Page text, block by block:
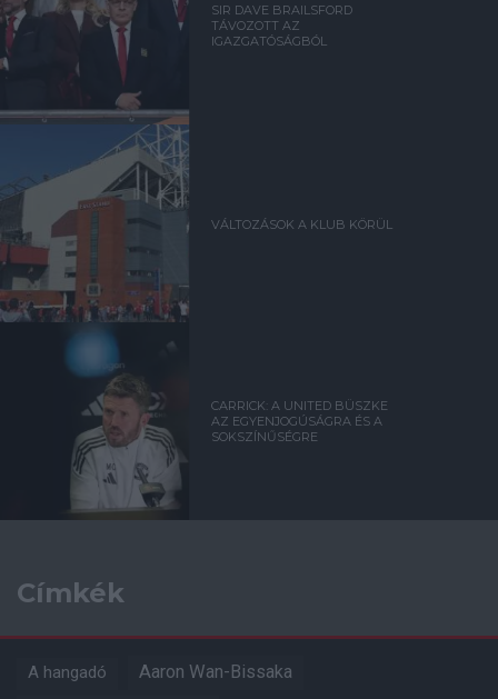
SIR DAVE BRAILSFORD
TÁVOZOTT AZ
IGAZGATÓSÁGBÓL
VÁLTOZÁSOK A KLUB KÖRÜL
CARRICK: A UNITED BÜSZKE
AZ EGYENJOGÚSÁGRA ÉS A
SOKSZÍNŰSÉGRE
Címkék
A hangadó Aaron Wan-Bissaka